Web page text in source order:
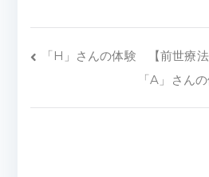
「H」さんの体験 【前世療法
「A」さん